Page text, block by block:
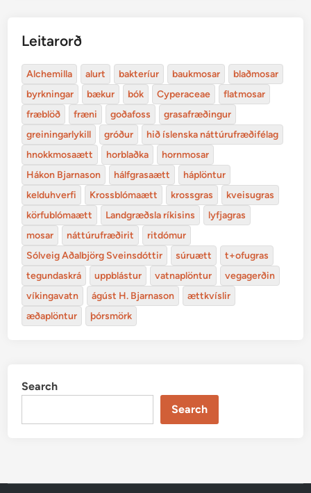
Leitarorð
Alchemilla alurt bakteríur baukmosar
blaðmosar
byrkningar
bækur bók Cyperaceae
flatmosar
fræblöð
fræni goðafoss
grasafræðingur
greiningarlykill
gróður
hið íslenska náttúrufræðifélag
hnokkmosaætt
horblaðka
hornmosar
Hákon Bjarnason
hálfgrasaætt
háplöntur
kelduhverfi
Krossblómaætt krossgras
kveisugras
körfublómaætt
Landgræðsla ríkisins
lyfjagras
mosar
náttúrufræðirit
ritdómur
Sólveig Aðalbjörg Sveinsdóttir
súruætt
t+ofugras
tegundaskrá
uppblástur vatnaplöntur
vegagerðin
víkingavatn
ágúst H. Bjarnason
ættkvíslir
æðaplöntur
þórsmörk
Search
Search